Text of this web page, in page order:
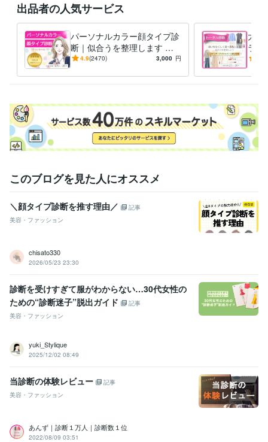
大手外資系化粧品会社 2008年8月 ~ 2009年2月
デックカラー＆デザイン株式会社（大日本インキ化学工業株式会社10
0％出資） 2006年9月 ~ 2008年4月
大手国内航空会社 1997年3月 ~ 2005年2月
受賞歴
ャルプログラム 就職活動の為のパーソナルカラー JALアカデミー シ
ンデレラコース 六本木ヒルズアカデミーヒルズ パーソナルカラーで
トレンド作り 銀座三越 　イベント「女を磨く1週間」 日本橋DICス
クエア KOSEタイアップ メイクイベント ロカリ (女性向け情報サイ
ト) 心に響く写真撮影に必要な色彩 女性自身　コラム掲載「自分を変
得意分野
パーソナルカラー診断/100人100通り
トー
タル診断 カラバリエーション／似合う色の組み合わせ
似合うメイク
カラー3点
パーソナルカラーコス
出品者の人気サービス
パーソナルカラー顔タイプ診
断｜似合うを整理します 大
人世代のための｜女性誌特集
ルテ
4.9(2470) 3,000 円
大人
ラー
女
底
このブログを見た人にオススメ
＼顔タイプ診断を推す理由／
記事
美容・ファッション
chisato330
2026/05/23 23:30
診断を受けすぎて服がわからない…30代女性の
ための“診断迷子”脱出ガイド
記事
美容・ファッション
yuki_Stylique
2025/12/02 08:49
当診断の体験レビュー
記事
美容・ファッション
あんず｜診断１万人｜診断数１位
2022/08/09 03:51